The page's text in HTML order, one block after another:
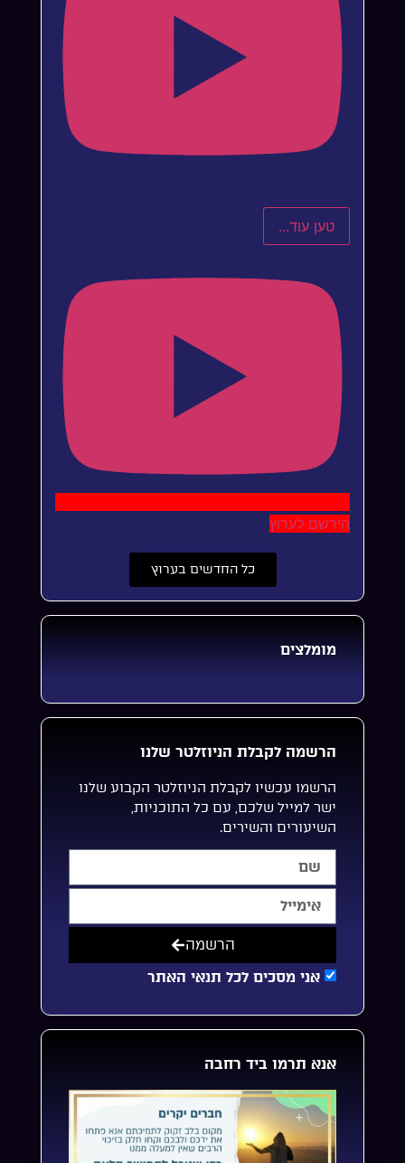
טען עוד...
הירשם לערוץ
כל החדשים בערוץ
מומלצים
הרשמה לקבלת הניוזלטר שלנו
הרשמו עכשיו לקבלת הניוזלטר הקבוע שלנו
ישר למייל שלכם, עם כל התוכניות,
השיעורים והשירים.
אני מסכים לכל תנאי האתר
הרשמה
אנא תרמו ביד רחבה